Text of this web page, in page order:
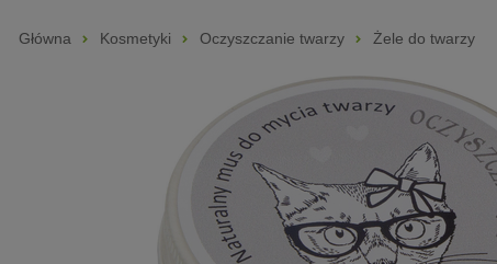
Główna Kosmetyki Oczyszczanie twarzy Żele do twarzy